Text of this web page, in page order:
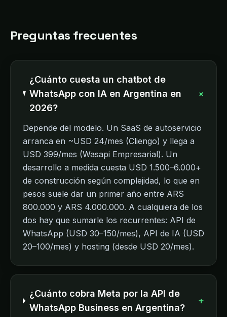
Preguntas frecuentes
¿Cuánto cuesta un chatbot de
WhatsApp con IA en Argentina en
2026?
+
Depende del modelo. Un SaaS de autoservicio
arranca en ~USD 24/mes (Cliengo) y llega a
USD 399/mes (Wasapi Empresarial). Un
desarrollo a medida cuesta USD 1.500–6.000+
de construcción según complejidad, lo que en
pesos suele dar un primer año entre ARS
800.000 y ARS 4.000.000. A cualquiera de los
dos hay que sumarle los recurrentes: API de
WhatsApp (USD 30–150/mes), API de IA (USD
20–100/mes) y hosting (desde USD 20/mes).
¿Cuánto cobra Meta por la API de
WhatsApp Business en Argentina?
+